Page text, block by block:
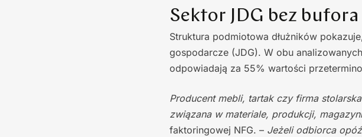
Sektor JDG bez
Struktura podmiotowa dłużników
gospodarcze (JDG). W obu
odpowiadają za 55% wartości
Producent mebli, tartak czy firma
związana w materiale, produkcji,
faktoringowej NFG. – Jeżeli odbiorca